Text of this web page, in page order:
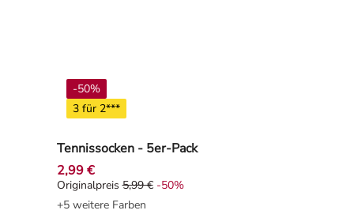
Tennissocken - 5er-Pack
-50%
3 für 2***
2,99 €
Originalpreis 5,99 €, Rabat -50%
Originalpreis 5,99 € -50%
+5 weitere Farben